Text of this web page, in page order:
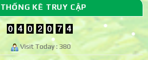
THỐNG KÊ TRUY CẬP
Visit Today : 380